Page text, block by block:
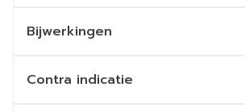
Bijwerkingen
Contra indicatie